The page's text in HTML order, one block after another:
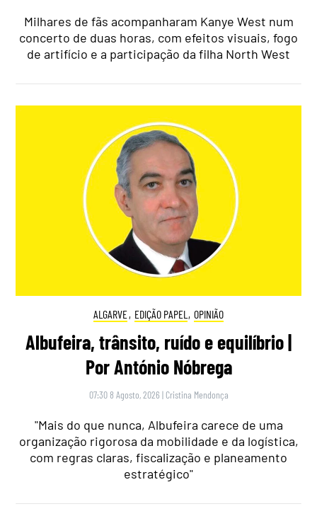
Milhares de fãs acompanharam Kanye West num
concerto de duas horas, com efeitos visuais, fogo
de artifício e a participação da filha North West
ALGARVE, EDIÇÃO PAPEL , OPINIÃO
Albufeira, trânsito, ruído e equilíbrio |
Por António Nóbrega
07:30 8 Agosto, 2026 | Cristina Mendonça
"Mais do que nunca, Albufeira carece de uma
organização rigorosa da mobilidade e da logística,
com regras claras, fiscalização e planeamento
estratégico"